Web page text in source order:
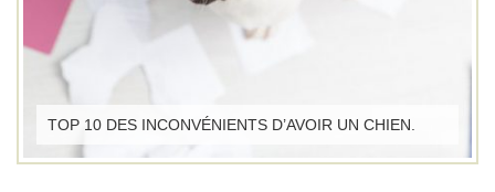
TOP 10 DES INCONVÉNIENTS D’AVOIR UN CHIEN.